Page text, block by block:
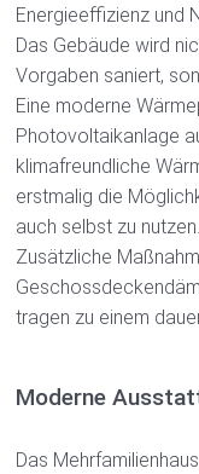
Impressum
Energieeffizienz und
Das Gebäude wird
Vorgaben saniert,
Eine moderne
Photovoltaikanlage
klimafreundliche
erstmalig die
auch selbst zu nutzen.
Zusätzliche
tragen zu einem
Moderne
Das